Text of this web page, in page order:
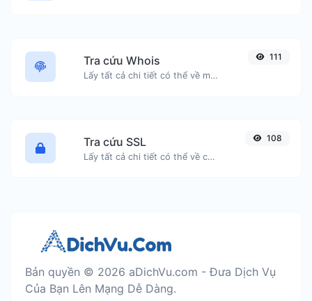
Tra cứu Whois
Lấy tất cả chi tiết có thể về một tên miền.
111
Tra cứu SSL
Lấy tất cả chi tiết có thể về chứng chỉ SSL.
108
Bản quyền © 2026 aDichVu.com - Đưa Dịch Vụ
Của Bạn Lên Mạng Dễ Dàng.